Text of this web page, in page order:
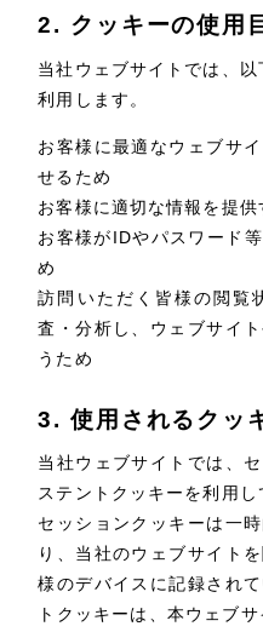
リープ・プロジ
のオフライン領域のマ
リープ・リクル
求人票作成・面接など各
リープ・キャリ
カイゼン
日報ツールで案件ごとの
制作実績
Works
制作実績
リープ・リク
その他のサービス
プライバシーポリシー
AI倫理ポリシー ク
サイトマップ
2. クッキーの使用
当社ウェブサイトでは、
利用します。
お客様に最適なウェブサ
せるため
お客様に適切な情報を提供
お客様がIDやパスワード
め
訪問いただく皆様の閲覧
査・分析し、ウェブサイ
うため
3. 使用されるクッ
当社ウェブサイトでは、
ステントクッキーを利用し
セッションクッキーは一
り、当社のウェブサイト
様のデバイスに記録され
トクッキーは、本ウェブ